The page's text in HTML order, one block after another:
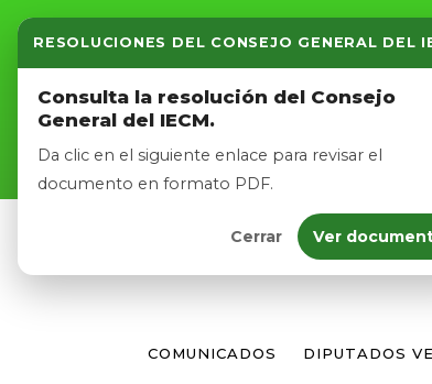
RESOLUCIONES DEL CONSEJO GENERAL DEL
Consulta la resolución del Consejo
General del IECM.
Da clic en el siguiente enlace para revisar el
documento en formato PDF.
Cerrar Ver
Inicio Nosotros Logros Noticias
Inicio
Nosotros
Afíliate
Eventos
COMUNICADOS DIPUTADOS